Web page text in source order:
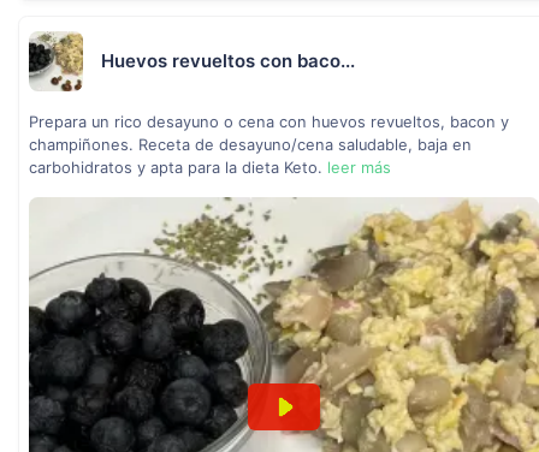
Huevos revueltos con baco...
Prepara un rico desayuno o cena con huevos revueltos, bacon y
champiñones. Receta de desayuno/cena saludable, baja en
carbohidratos y apta para la dieta Keto. leer más